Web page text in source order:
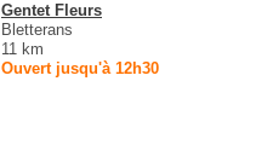
Gentet Fleurs
Bletterans
11 km
Ouvert jusqu'à 12h30